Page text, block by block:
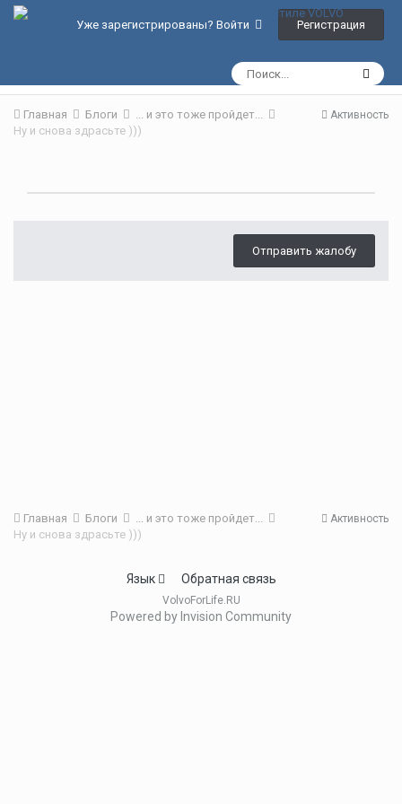
Уже зарегистрированы? Войти Регистрация
Активность
Главная Блоги
... и это тоже пройдет...
Ну и снова здрасьте )))
Отправить жалобу
Активность
Главная Блоги
... и это тоже пройдет...
Ну и снова здрасьте )))
Язык Обратная связь
VolvoForLife.RU
Powered by Invision Community